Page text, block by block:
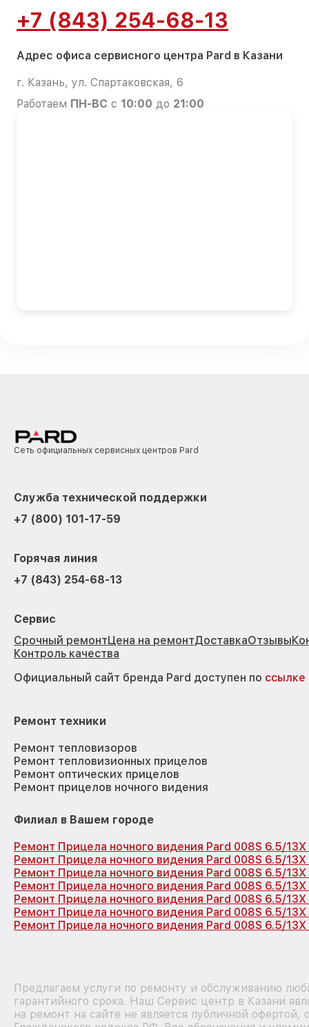
+7 (843) 254-68-13
Адрес офиса сервисного центра Pard в Казани
г. Казань, ул. Спартаковская, 6
Работаем ПН-ВС с 10:00 до 21:00
Сеть официальных сервисных центров Pard
Служба технической поддержки
+7 (800) 101-17-59
Горячая линия
+7 (843) 254-68-13
Сервис
Срочный ремонтЦена на ремонтДоставкаОтзывы
Контроль качества
Официальный сайт бренда Pard доступен по ссылке
Ремонт техники
Ремонт тепловизоров
Ремонт тепловизионных прицелов
Ремонт оптических прицелов
Ремонт прицелов ночного видения
Филиал в Вашем городе
Ремонт Прицела ночного видения Pard 008S 6.5/
Ремонт Прицела ночного видения Pard 008S 6.5/
Ремонт Прицела ночного видения Pard 008S 6.5/
Ремонт Прицела ночного видения Pard 008S 6.5/
Ремонт Прицела ночного видения Pard 008S 6.5/
Ремонт Прицела ночного видения Pard 008S 6.5/
Ремонт Прицела ночного видения Pard 008S 6.5/13X
Предлагаем услуги по ремонту и обслуживанию
гарантийного срока. Наш Сервис центр в Казани
на ремонт на сайте не является публичной